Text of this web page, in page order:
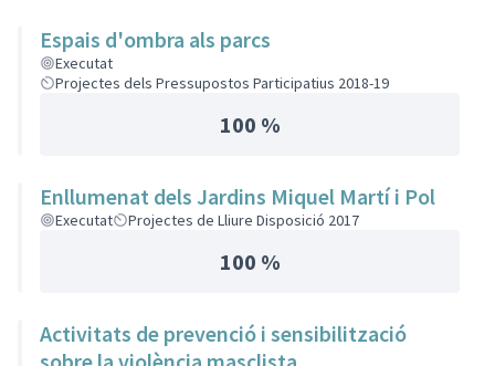
Espais d'ombra als parcs
Executat
Projectes dels Pressupostos Participatius 2018-19
100 %
Enllumenat dels Jardins Miquel Martí i Pol
Executat Projectes de Lliure Disposició 2017
100 %
Activitats de prevenció i sensibilització